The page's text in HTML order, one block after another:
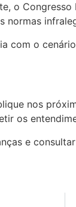
o
normas
com o
nos
os
e